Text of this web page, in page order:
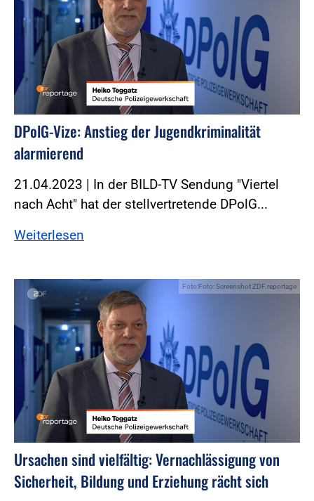
DPolG-Vize: Anstieg der Jugendkriminalität
alarmierend
21.04.2023 | In der BILD-TV Sendung "Viertel
nach Acht" hat der stellvertretende DPolG...
Weiterlesen
Foto:Foto: Screenshot ZDF.reportage
Ursachen sind vielfältig: Vernachlässigung von
Sicherheit, Bildung und Erziehung rächt sich